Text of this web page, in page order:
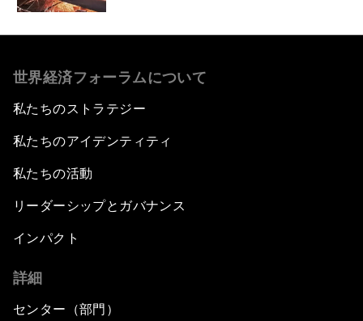
世界経済フォーラムについて
私たちのストラテジー
私たちのアイデンティティ
私たちの活動
リーダーシップとガバナンス
インパクト
詳細
センター（部門）